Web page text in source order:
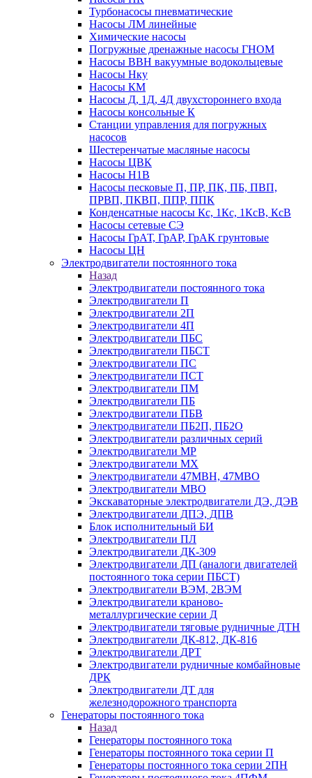
Турбонасосы пневматические
Насосы ЛМ линейные
Химические насосы
Погружные дренажные насосы ГНОМ
Насосы ВВН вакуумные водокольцевые
Насосы Нку
Насосы КМ
Насосы Д, 1Д, 4Д двухстороннего входа
Насосы консольные К
Станции управления для погружных
насосов
Шестеренчатые масляные насосы
Насосы ЦВК
Насосы Н1В
Насосы песковые П, ПР, ПК, ПБ, ПВП,
ПРВП, ПКВП, ППР, ППК
Конденсатные насосы Кс, 1Кс, 1КсВ, КсВ
Насосы сетевые СЭ
Насосы ГрАТ, ГрАР, ГрАК грунтовые
Насосы ЦН
Электродвигатели постоянного тока
Назад
Электродвигатели постоянного тока
Электродвигатели П
Электродвигатели 2П
Электродвигатели 4П
Электродвигатели ПБС
Электродвигатели ПБСТ
Электродвигатели ПС
Электродвигатели ПСТ
Электродвигатели ПМ
Электродвигатели ПБ
Электродвигатели ПБВ
Электродвигатели ПБ2П, ПБ2О
Электродвигатели различных серий
Электродвигатели МР
Электродвигатели MX
Электродвигатели 47MBH, 47МВО
Электродвигатели MBO
Экскаваторные электродвигатели ДЭ, ДЭВ
Электродвигатели ДПЭ, ДПВ
Блок исполнительный БИ
Электродвигатели ПЛ
Электродвигатели ДК-309
Электродвигатели ДП (аналоги двигателей
постоянного тока серии ПБСТ)
Электродвигатели ВЭМ, 2ВЭМ
Электродвигатели краново-
металлургические серии Д
Электродвигатели тяговые рудничные ДТН
Электродвигатели ДК-812, ДК-816
Электродвигатели ДРТ
Электродвигатели рудничные комбайновые
ДРК
Электродвигатели ДТ для
железнодорожного транспорта
Генераторы постоянного тока
Назад
Генераторы постоянного тока
Генераторы постоянного тока серии П
Генераторы постоянного тока серии 2ПН